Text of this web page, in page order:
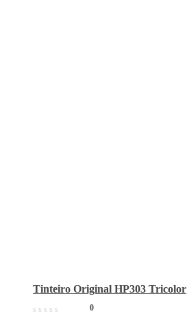
Tinteiro Original HP303 Tricolor
0